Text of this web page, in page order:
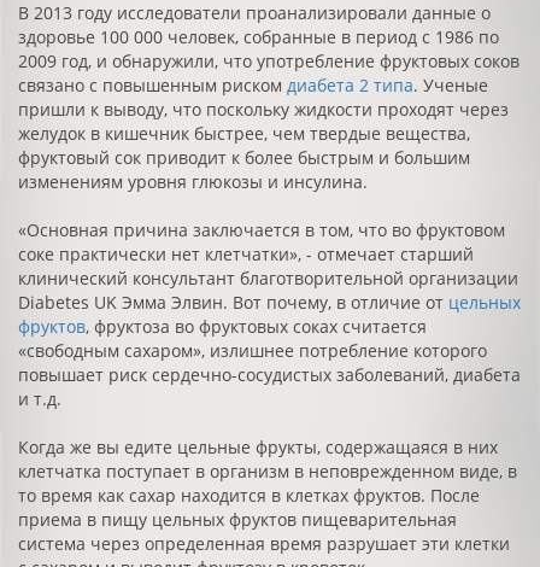
В 2013 году исследователи проанализировали данные о
здоровье 100 000 человек, собранные в период с 1986 по
2009 год, и обнаружили, что употребление фруктовых соков
связано с повышенным риском диабета 2 типа. Ученые
пришли к выводу, что поскольку жидкости проходят через
желудок в кишечник быстрее, чем твердые вещества,
фруктовый сок приводит к более быстрым и большим
изменениям уровня глюкозы и инсулина.
«Основная причина заключается в том, что во фруктовом
соке практически нет клетчатки», - отмечает старший
клинический консультант благотворительной организации
Diabetes UK Эмма Элвин. Вот почему, в отличие от цельных
фруктов, фруктоза во фруктовых соках считается
«свободным сахаром», излишнее потребление которого
повышает риск сердечно-сосудистых заболеваний, диабета
и т.д.
Когда же вы едите цельные фрукты, содержащаяся в них
клетчатка поступает в организм в неповрежденном виде, в
то время как сахар находится в клетках фруктов. После
приема в пищу цельных фруктов пищеварительная
система через определенная время разрушает эти клетки